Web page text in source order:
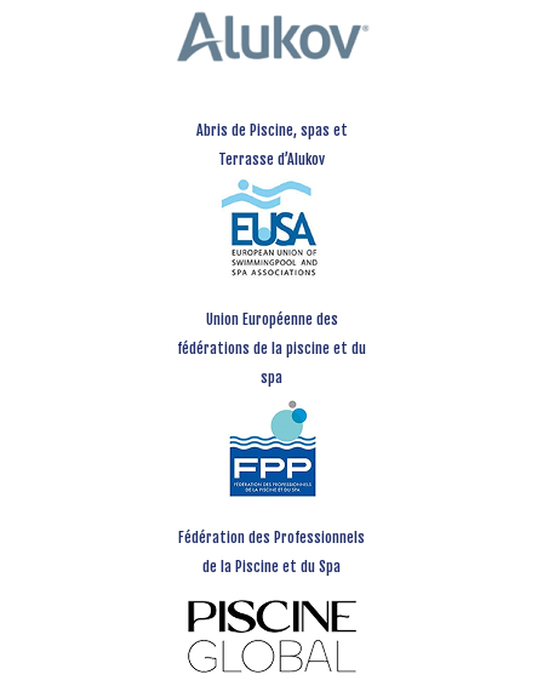
Abris de Piscine, spas et
Terrasse d’Alukov
Union Européenne des
fédérations de la piscine et du
spa
Fédération des Professionnels
de la Piscine et du Spa